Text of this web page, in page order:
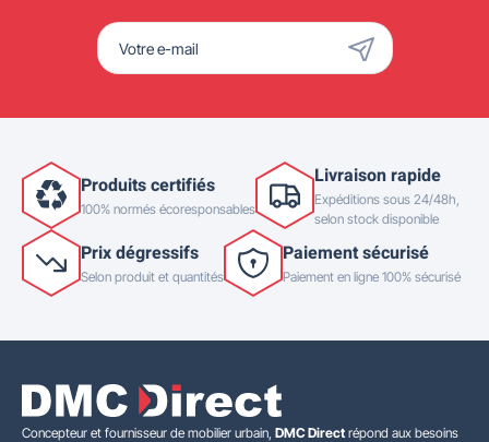
Produits certifiés
100% normés écoresponsables
Livraison rapide
Expéditions sous 24/48h,
selon stock disponible
Prix dégressifs
Selon produit et quantités
Paiement sécurisé
Paiement en ligne 100% sécurisé
Concepteur et fournisseur de mobilier urbain, DMC Direct répond aux besoins